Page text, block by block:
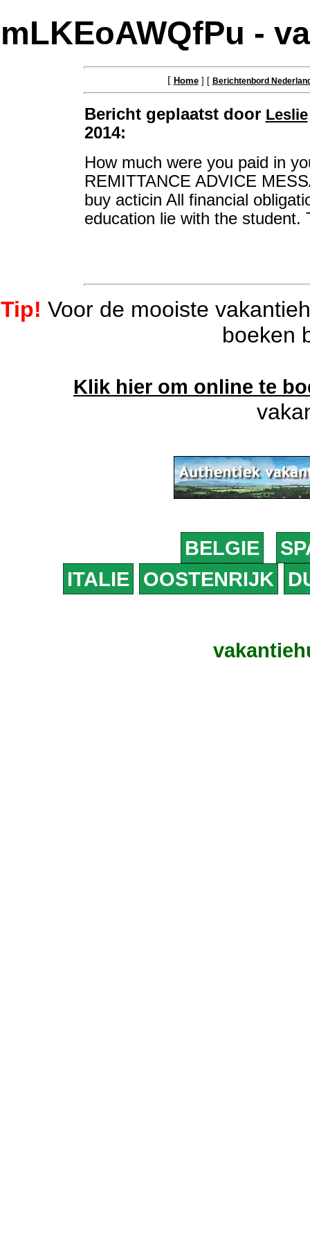
mLKEoAWQfPu -
[ Home] [ Berichtenbord
Bericht geplaatst door Leslie
2014:
How much were you paid in
REMITTANCE ADVICE
buy acticin All financial
education lie with the student.
Tip! Voor de mooiste
boeken
Klik hier om online te
BELGIE
ITALIE
OOSTENRIJK